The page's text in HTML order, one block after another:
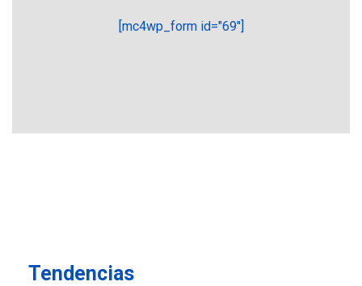
[mc4wp_form id="69"]
Tendencias
POLÍTICA
TITULARES
ÚLTIMA HORA
DESTACADOS
NACIONALES